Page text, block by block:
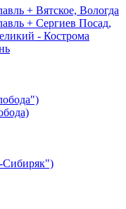
+ Вятское, Вологда
+ Сергиев Посад,
- Кострома
Сибиряк")